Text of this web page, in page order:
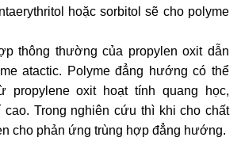
hoặc sorbitol sẽ cho polyme
thông thường của propylen oxit dẫn
atactic. Polyme đẳng hướng có thể
propylene oxit hoạt tính quang học,
Trong nghiên cứu thì khi cho chất
cho phản ứng trùng hợp đẳng hướng.